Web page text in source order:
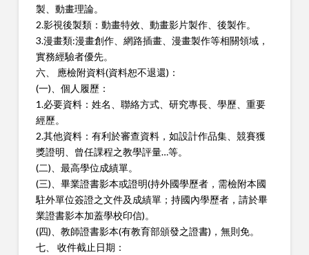
製、動畫理論。
2.影視後製類：動畫特效、動畫影片製作、後製作。
3.漫畫類:漫畫創作、網路插畫、漫畫製作等相關領域，
實務經驗者優先。
六、 應檢附資料(資料恕不退還)：
(一)、個人履歷：
1.必要資料：姓名、聯絡方式、研究專長、學歷、重要
經歷。
2.其他資料：有利於審查資料，如設計作品集、競賽獲
獎證明、曾任課程之教學評量…等。
(二)、最高學位成績單。
(三)、畢業證書影本或證明(持外國學歷者，需檢附本國
駐外單位簽證之文件及成績單；持國內學歷者，請於畢
業證書影本加蓋學校印信)。
(四)、教師證書影本(有教育部頒發之證書)，無則免。
七、 收件截止日期：